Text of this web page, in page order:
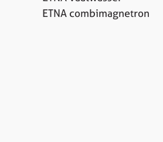
ETNA combimagnetron